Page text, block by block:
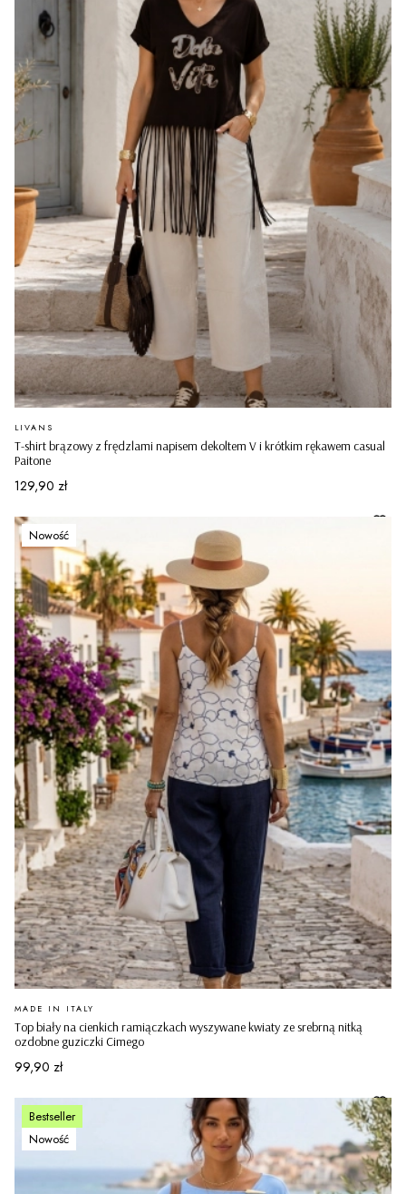
T-shirt brązowy z frędzlami napisem dekoltem V i krótkim rękawem casual
Paitone
PRODUCENT
LIVANS
Cena
129,90 zł
Nowość
Top biały na cienkich ramiączkach wyszywane kwiaty ze srebrną nitką
ozdobne guziczki Cimego
PRODUCENT
MADE IN ITALY
Cena
99,90 zł
Bestseller
Nowość